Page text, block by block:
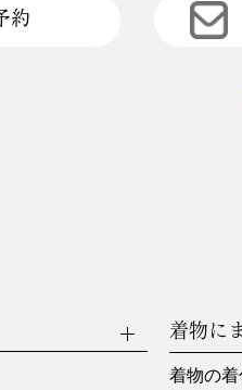
に対して何等の迷惑または損害
ンツの無断転載をお断りいたしま
全てのアイデア、コンセプト
監視する義務を負いません。ま
約
着物に
着物の